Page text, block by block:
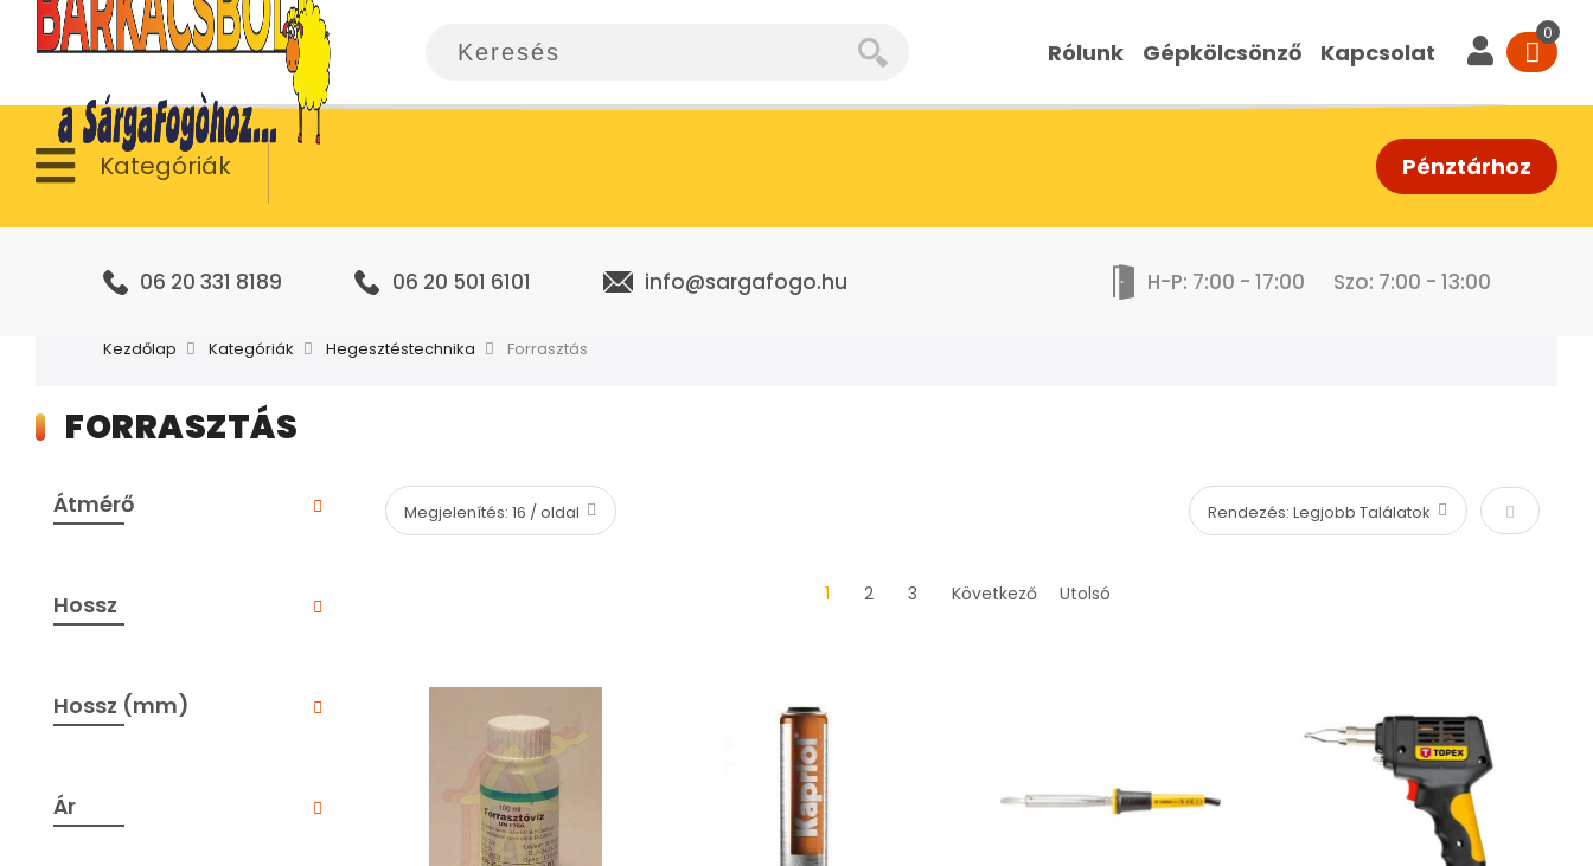
Rólunk Gépkölcsönző Kapcsolat
Kategóriák Pénztárhoz
06 20 331 8189 06 20 501 6101 info@sargafogo.hu H-P: 7:00 - 17:00 Szo: 7:00 - 13:00
Kezdőlap Kategóriák Hegesztéstechnika Forrasztás
FORRASZTÁS
Növekvő
1 2 3 Következő Utolsó
Átmérő
Hossz
Hossz (mm)
Ár